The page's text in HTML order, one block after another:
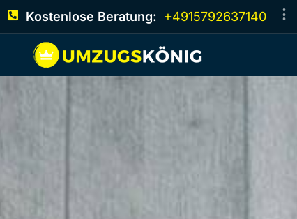
Kostenlose Beratung: +4915792637140